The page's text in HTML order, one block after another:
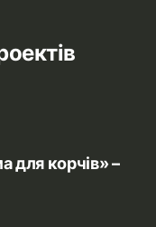
для корчів» –